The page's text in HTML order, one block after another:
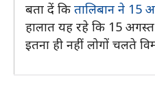
बता दें कि तालिबान ने 15
हालात यह रहे कि 15 अगस्त
इतना ही नहीं लोगों चलते